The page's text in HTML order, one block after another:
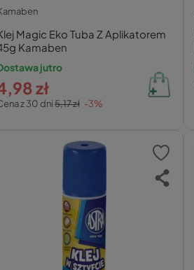
Magic Eko Tuba Z Aplikatorem
Kamaben
jutro
z 30 dni5,17 zł -3%
zł